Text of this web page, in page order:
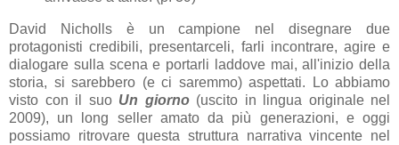
David Nicholls è un campione nel disegnare due
protagonisti credibili, presentarceli, farli incontrare, agire e
dialogare sulla scena e portarli laddove mai, all'inizio della
storia, si sarebbero (e ci saremmo) aspettati. Lo abbiamo
visto con il suo Un giorno (uscito in lingua originale nel
2009), un long seller amato da più generazioni, e oggi
possiamo ritrovare questa struttura narrativa vincente nel